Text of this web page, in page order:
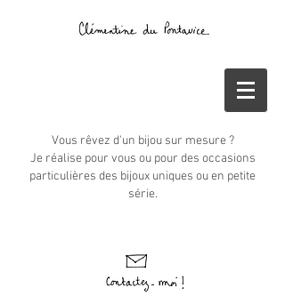
Vous rêvez d'un bijou sur mesure ?
Je réalise pour vous ou pour des occasions
particulières des bijoux uniques ou en petite
série.